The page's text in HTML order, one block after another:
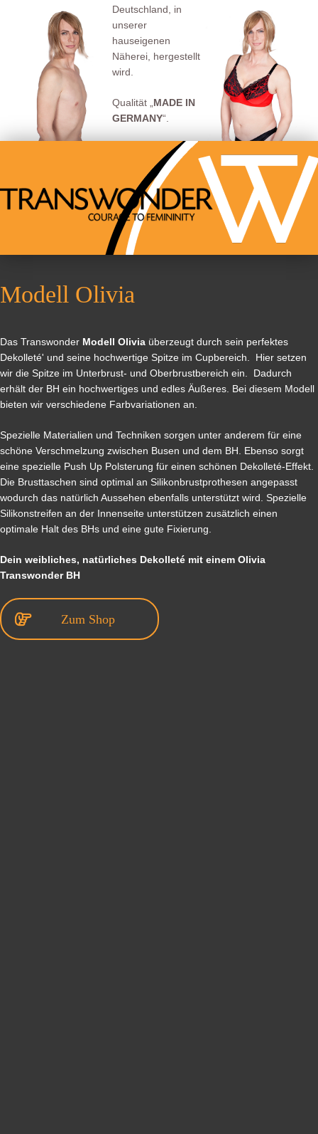
Deutschland, in
unserer
hauseigenen
Näherei, hergestellt
wird.
Qualität „ MADE IN
GERMANY“.
Modell Olivia
Das Transwonder Modell Olivia überzeugt durch sein perfektes
Dekolleté' und seine hochwertige Spitze im Cupbereich. Hier setzen
wir die Spitze im Unterbrust- und Oberbrustbereich ein. Dadurch
erhält der BH ein hochwertiges und edles Äußeres. Bei diesem Modell
bieten wir verschiedene Farbvariationen an.
Spezielle Materialien und Techniken sorgen unter anderem für eine
schöne Verschmelzung zwischen Busen und dem BH. Ebenso sorgt
eine spezielle Push Up Polsterung für einen schönen Dekolleté-Effekt.
Die Brusttaschen sind optimal an Silikonbrustprothesen angepasst
wodurch das natürlich Aussehen ebenfalls unterstützt wird. Spezielle
Silikonstreifen an der Innenseite unterstützen zusätzlich einen
optimale Halt des BHs und eine gute Fixierung.
Dein weibliches, natürliches Dekolleté mit einem Olivia
Transwonder BH
Zum Shop